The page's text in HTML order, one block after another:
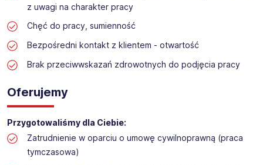
z uwagi na charakter pracy
Chęć do pracy, sumienność
Bezpośredni kontakt z klientem - otwartość
Brak przeciwwskazań zdrowotnych do podjęcia pracy
Oferujemy
Przygotowaliśmy dla Ciebie:
Zatrudnienie w oparciu o umowę cywilnoprawną (praca
tymczasowa)